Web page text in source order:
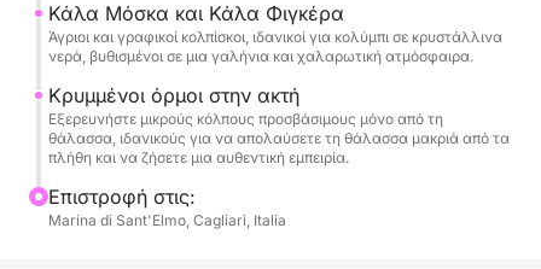
περιλαμβάνει ένα μπουκάλι κρασί ή prosecco,
αναψυκτικά, σνακ και τυπικά τοπικά προϊόντα
Μπορείτε επίσης να προσαρμόσετε την εμπειρία με
ποτά ή συγκεκριμένα αιτήματα, κάνοντας τη στιγμή
ακόμα πιο ξεχωριστή.
Κάλα Μόσκα και Κάλα Φιγκέρα
Άγριοι και γραφικοί κολπίσκοι, ιδανικοί για κολύμπι σε κρυστάλλινα
νερά, βυθισμένοι σε μια γαλήνια και χαλαρωτική ατμόσφαιρα.
Κρυμμένοι όρμοι στην ακτή
Εξερευνήστε μικρούς κόλπους προσβάσιμους μόνο από τη
θάλασσα, ιδανικούς για να απολαύσετε τη θάλασσα μακριά από τα
πλήθη και να ζήσετε μια αυθεντική εμπειρία.
Επιστροφή στις:
Marina di Sant'Elmo, Cagliari, Italia